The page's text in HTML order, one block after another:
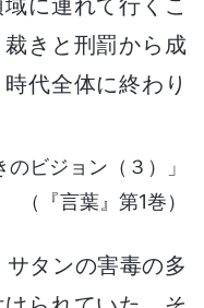
きと刑罰から成
代全体に終わり
ビジョン（３）」
（『言葉』第1巻）
タンの害毒の多